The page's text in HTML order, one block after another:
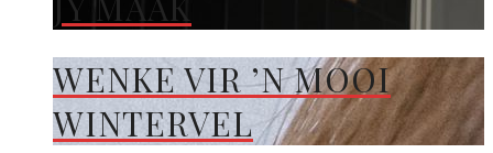
WENKE VIR ’N MOOI
WINTERVEL